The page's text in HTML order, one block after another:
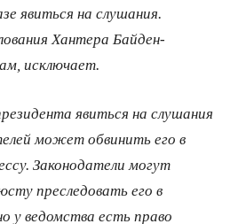
явиться на слушания.
Хантера Байден-
исключает.
явиться на слушания
может обвинить его в
Законодатели могут
преследовать его в
у ведомства есть право